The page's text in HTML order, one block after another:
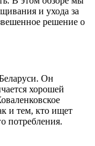
и ухода за
решение о
Он
хорошей
и тем, кто ищет
потребления.